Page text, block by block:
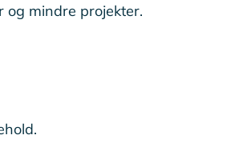
mindre projekter.